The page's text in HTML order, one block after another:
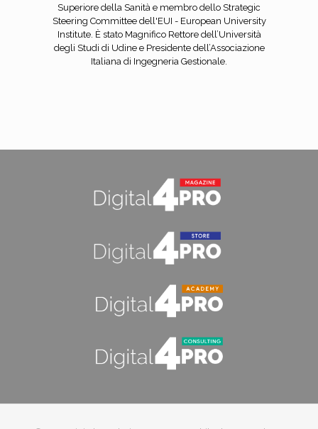
Superiore della Sanità e membro dello Strategic
Steering Committee dell'EUI - European University
Institute. È stato Magnifico Rettore dell’Università
degli Studi di Udine e Presidente dell’Associazione
Italiana di Ingegneria Gestionale.